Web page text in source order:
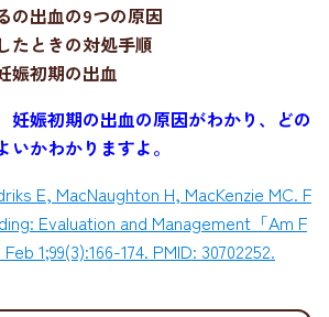
の出血の9つの原因
たときの対処手順
娠初期の出血
妊娠初期の出血の原因がわかり、どの
かわかりますよ。
E, MacNaughton H, MacKenzie MC. F
Evaluation and Management「Am F
1;99(3):166-174. PMID: 30702252.